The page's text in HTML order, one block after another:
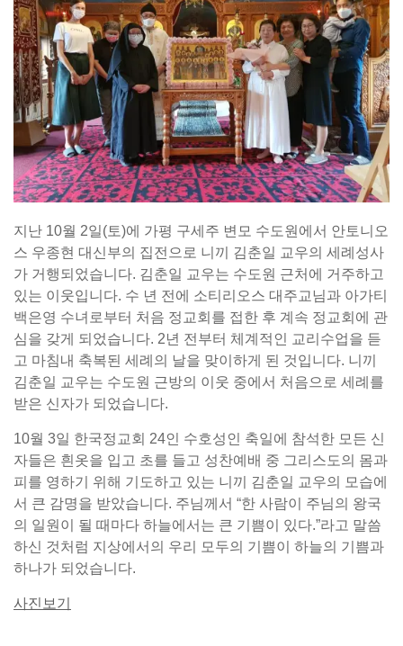
지난 10월 2일(토)에 가평 구세주 변모 수도원에서 안토니오
스 우종현 대신부의 집전으로 니끼 김춘일 교우의 세례성사
가 거행되었습니다. 김춘일 교우는 수도원 근처에 거주하고
있는 이웃입니다. 수 년 전에 소티리오스 대주교님과 아가티
백은영 수녀로부터 처음 정교회를 접한 후 계속 정교회에 관
심을 갖게 되었습니다. 2년 전부터 체계적인 교리수업을 듣
고 마침내 축복된 세례의 날을 맞이하게 된 것입니다. 니끼
김춘일 교우는 수도원 근방의 이웃 중에서 처음으로 세례를
받은 신자가 되었습니다.
10월 3일 한국정교회 24인 수호성인 축일에 참석한 모든 신
자들은 흰옷을 입고 초를 들고 성찬예배 중 그리스도의 몸과
피를 영하기 위해 기도하고 있는 니끼 김춘일 교우의 모습에
서 큰 감명을 받았습니다. 주님께서 “한 사람이 주님의 왕국
의 일원이 될 때마다 하늘에서는 큰 기쁨이 있다.”라고 말씀
하신 것처럼 지상에서의 우리 모두의 기쁨이 하늘의 기쁨과
하나가 되었습니다.
사진보기